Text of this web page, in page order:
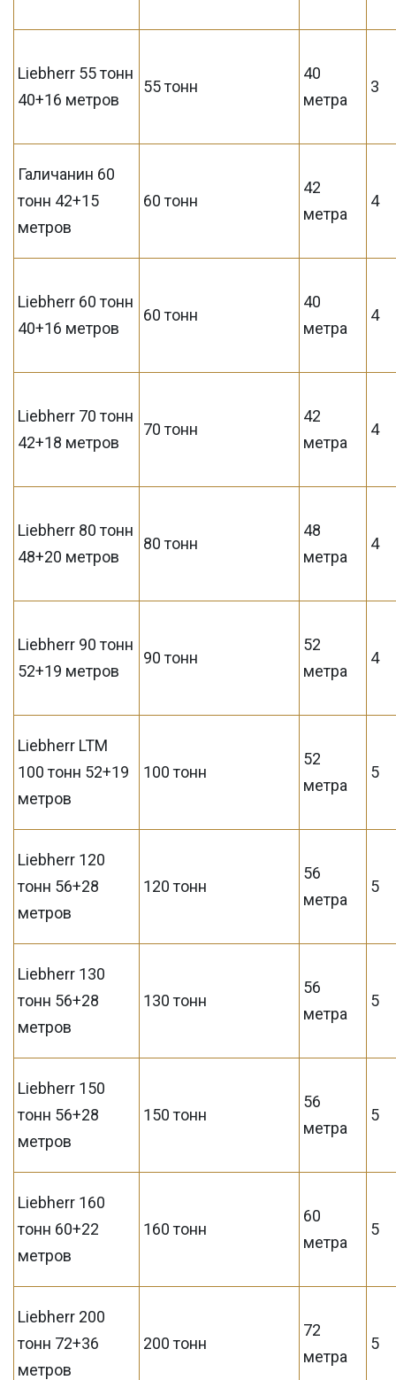
Liebherr 55 тонн
40+16 метров
55 тонн
40
метра
3
Галичанин 60
тонн 42+15
метров
60 тонн
42
метра
4
Liebherr 60 тонн
40+16 метров
60 тонн
40
метра
4
Liebherr 70 тонн
42+18 метров
70 тонн
42
метра
4
Liebherr 80 тонн
48+20 метров
80 тонн
48
метра
4
Liebherr 90 тонн
52+19 метров
90 тонн
52
метра
4
Liebherr LTM
100 тонн 52+19
метров
100 тонн
52
метра
5
Liebherr 120
тонн 56+28
метров
120 тонн
56
метра
5
Liebherr 130
тонн 56+28
метров
130 тонн
56
метра
5
Liebherr 150
тонн 56+28
метров
150 тонн
56
метра
5
Liebherr 160
тонн 60+22
метров
160 тонн
60
метра
5
Liebherr 200
тонн 72+36
метров
200 тонн
72
метра
5